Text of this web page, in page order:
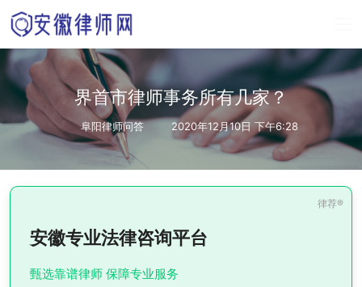
界首市律师事务所有几家？
阜阳律师问答 2020年12月10日 下午6:28
安徽专业法律咨询平台
甄选靠谱律师 保障专业服务